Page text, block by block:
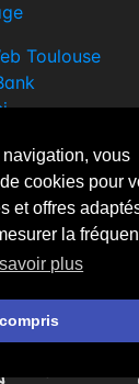
vous
cookies pour
et offres
la
plus
Toulouse
2026 - Tous
développeur
Toulouse